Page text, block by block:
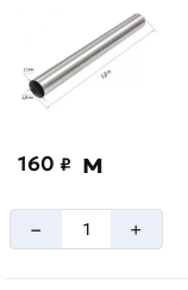
160 ₽ м
– +